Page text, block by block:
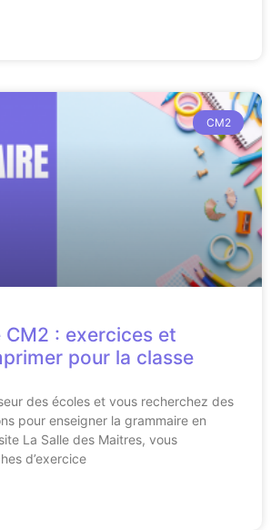
CM2
CM2 : exercices et
pour la classe
des écoles et vous recherchez des
pour enseigner la grammaire en
La Salle des Maitres, vous
d’exercice